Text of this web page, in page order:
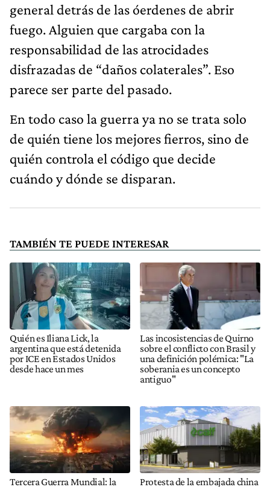
general detrás de las óerdenes de abrir
fuego. Alguien que cargaba con la
responsabilidad de las atrocidades
disfrazadas de “daños colaterales”. Eso
parece ser parte del pasado.
En todo caso la guerra ya no se trata solo
de quién tiene los mejores fierros, sino de
quién controla el código que decide
cuándo y dónde se disparan.
TAMBIÉN TE PUEDE INTERESAR
Quién es Iliana Lick, la
argentina que está detenida
por ICE en Estados Unidos
desde hace un mes
Las incosistencias de Quirno
sobre el conflicto con Brasil y
una definición polémica: "La
soberania es un concepto
antiguo"
Tercera Guerra Mundial: la
Protesta de la embajada china